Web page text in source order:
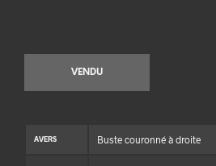
VENDU
AVERS Buste couronné à droite